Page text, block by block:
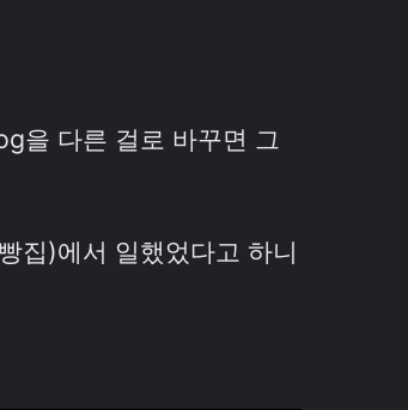
을 다른 걸로 바꾸면 그
집)에서 일했었다고 하니